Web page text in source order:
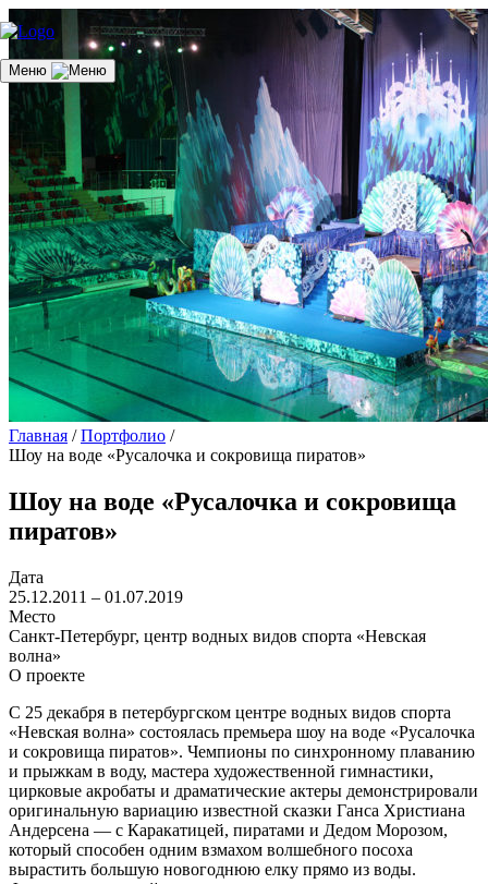
Меню
Главная / Портфолио /
Шоу на воде «Русалочка и сокровища пиратов»
Шоу на воде «Русалочка и сокровища
пиратов»
Дата
25.12.2011 – 01.07.2019
Место
Санкт-Петербург, центр водных видов спорта «Невская
волна»
О проекте
C 25 декабря в петербургском центре водных видов спорта
«Невская волна» состоялась премьера шоу на воде «Русалочка
и сокровища пиратов». Чемпионы по синхронному плаванию
и прыжкам в воду, мастера художественной гимнастики,
цирковые акробаты и драматические актеры демонстрировали
оригинальную вариацию известной сказки Ганса Христиана
Андерсена — с Каракатицей, пиратами и Дедом Морозом,
который способен одним взмахом волшебного посоха
вырастить большую новогоднюю елку прямо из воды.